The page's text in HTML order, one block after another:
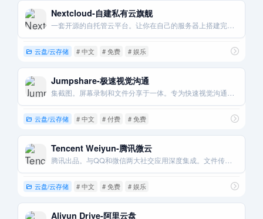
Nextcloud-自建私有云旗舰
一套开源的自托管云平台。让你在自己的服务器上搭建完全私有的云存储。
云盘/云存储 # 中文 # 免费 # 娱乐
Jumpshare-极速视觉沟通
集截图。屏幕录制和文件分享于一体。专为快速视觉沟通和反馈而设计。
云盘/云存储 # 中文 # 付费 # 免费
Tencent Weiyun-腾讯微云
腾讯出品。与QQ和微信两大社交应用深度集成。文件传输极为方便。
云盘/云存储 # 中文 # 免费 # 娱乐
Aliyun Drive-阿里云盘